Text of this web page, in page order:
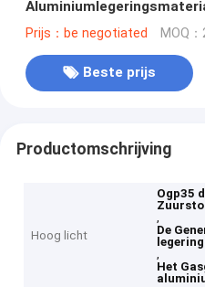
Prijs：be negotiated MOQ
Beste prijs
Productomschrijving
Hoog licht
Ogp35
,
De
,
Het